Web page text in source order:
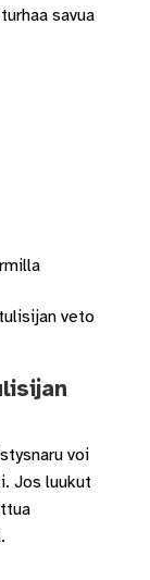
savua
veto
voi
Jos luukut